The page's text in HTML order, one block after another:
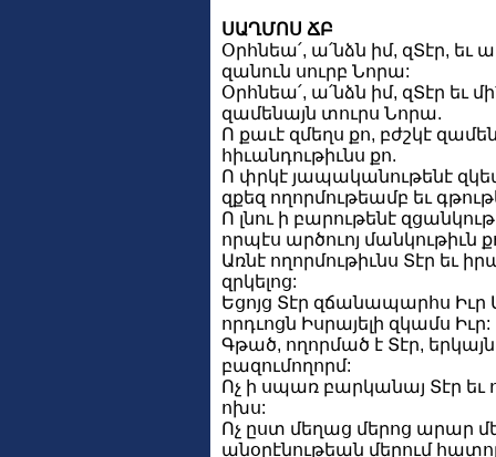
ՍԱՂՄՈՍ ՃԲ
Օրհնեա՛, ա՛նձն իմ, զՏէր, եւ
զանուն սուրբ Նորա:
Օրհնեա՛, ա՛նձն իմ, զՏէր եւ
զամենայն տուրս Նորա.
Ո քաւէ զմեղս քո, բժշկէ
հիւանդութիւնս քո.
Ո փրկէ յապականութենէ
զքեզ ողորմութեամբ եւ
Ո լնու ի բարութենէ
որպէս արծուոյ մանկութիւն
Առնէ ողորմութիւնս Տէր եւ
զրկելոց:
Եցոյց Տէր զճանապարհս Իւր
որդւոցն Իսրայելի զկամս Իւր:
Գթած, ողորմած է Տէր,
բազումողորմ:
Ոչ ի սպառ բարկանայ Տէր եւ
ոխս:
Ոչ ըստ մեղաց մերոց արար
անօրէնութեան մերում